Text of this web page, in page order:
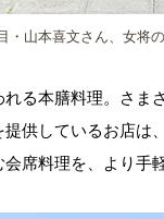
・山本喜文さん、女将
る本膳料理。さま
供しているお店は
席料理を、より手